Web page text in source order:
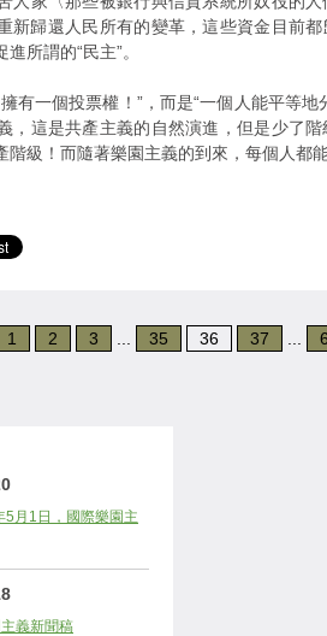
新歸還人民所有的變革，這些資金目前
所謂的“民主”。
有一個投票權！”，而是“一個人能平等
，這是共產主義的自然演進，但是少了
階級！而隨著樂園主義的到來，每個人都
1 2 3 35 36 37
5月1日，國際樂園主
義新聞稿